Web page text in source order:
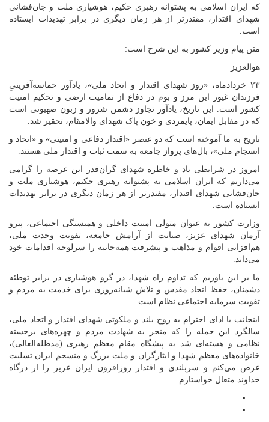
که ایران اسلامی به پشتوانه رهبری حکیم، هوشیاری ملت و جان‌فشانی
شهدای اقتدار، مقتدرتر از هر زمان دیگری در برابر تهدیدات ایستاده
است.
متن پیام وزیر کشور به این شرح است:
هوالعزیز
۲۳ خردادماه، «روز شهدای اقتدار و اتحاد ملی»، یادآور حماسه‌آفرینیِ
فرزندان غیور این مرز و بوم در دفاع از تمامیت ارضی و تحکیم امنیت
کشور است. این تاریخ، یادآور تجاوز دشمن شرور و زبون صهیونی است
که در مقابل ایمان، پایمردی و خون پاک شهدای والامقام، تحقیر شد.
تاریخ به ما آموخته است که دو عنصر «اقتدار دفاعی و امنیتی» و «اتحاد و
انسجام ملی»، بال‌های پرواز جامعه به سمت ثبات و اقتدار ملی هستند.
امروز در شرایطی یاد و خاطره شهدای گران‌قدر این عرصه را گرامی
می‌داریم که ایران اسلامی به پشتوانه رهبری حکیم، هوشیاری ملت و
جان‌فشانی شهدای اقتدار، مقتدرتر از هر زمان دیگری در برابر تهدیدات
ایستاده است.
وزارت کشور به عنوان متولی امنیت داخلی و همبستگی اجتماعی، پیرو
آرمان شهدای عزیز، صیانت از آرامش جامعه، تقویت وحدت ملی،
هم‌افزایی اقوام و مذاهب و پیشرفت همه‌جانبه را سرلوحه اقدامات خود
می‌داند.
ما بر این باوریم که تداوم راه شهدا، در گرو هوشیاری در برابر توطئه
دشمنان، حفظ اتحاد مقدس و تلاش شبانه‌روزی برای خدمت به مردم و
تقویت سرمایه اجتماعی نظام است.
اینجانب با ادای احترام به روح بلند و ملکوتی شهدای اقتدار و اتحاد ملی،
سالگرد این حمله را که منجر به شهادت مردم و چهره‌های برجسته
نظامی و هسته‌ای شد به پیشگاه مقام معظم رهبری (مدظله‌العالی)،
خانواده‌های معظم شهدا و ایثارگران و ملت بزرگ و منسجم ایران تسلیت
عرض می‌کنم و سربلندی و اقتدار روزافزون ایران عزیز را از درگاه
خداوند متعال خواستارم.